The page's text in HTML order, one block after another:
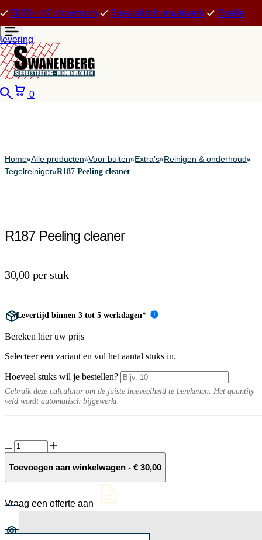
5000+ m2 showroom Specialist in maatwerk Snelle
levering
Zoeken
0
Home»Alle producten»Voor buiten»Extra’s»Reinigen & onderhoud»
Tegelreiniger»R187 Peeling cleaner
R187 Peeling cleaner
30,00 per stuk
Levertijd binnen 3 tot 5 werkdagen* i
Bereken hier uw prijs
Selecteer een variant en vul het aantal stuks in.
Hoeveel stuks wil je bestellen?
Gebruik deze calculator om de juiste hoeveelheid te berekenen. Het quantity
veld wordt automatisch bijgewerkt.
R187
Peeling
cleaner
Toevoegen aan winkelwagen - € 30,00
Vraag een offerte aan